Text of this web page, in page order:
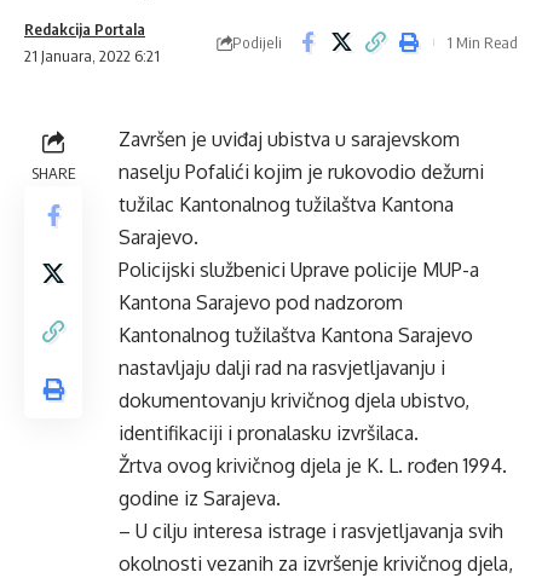
21 Januara, 2022 6:21
Redakcija Portala
Podijeli 1 Min Read
SHARE
Završen je uviđaj ubistva u sarajevskom
naselju Pofalići kojim je rukovodio dežurni
tužilac Kantonalnog tužilaštva Kantona
Sarajevo.
Policijski službenici Uprave policije MUP-a
Kantona Sarajevo pod nadzorom
Kantonalnog tužilaštva Kantona Sarajevo
nastavljaju dalji rad na rasvjetljavanju i
dokumentovanju krivičnog djela ubistvo,
identifikaciji i pronalasku izvršilaca.
Žrtva ovog krivičnog djela je K. L. rođen 1994.
godine iz Sarajeva.
– U cilju interesa istrage i rasvjetljavanja svih
okolnosti vezanih za izvršenje krivičnog djela,